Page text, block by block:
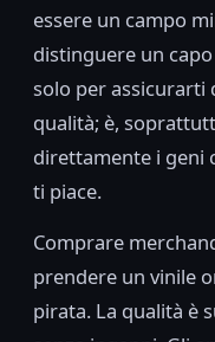
essere un campo
distinguere un
solo per assicurarti
qualità; è,
direttamente i geni
ti piace.
Comprare
prendere un vinile
pirata. La qualità è